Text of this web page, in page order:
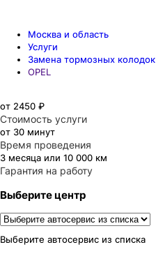
Москва и область
Услуги
Замена тормозных колодок
OPEL
от 2450 ₽
Стоимость услуги
от 30 минут
Время проведения
3 месяца или 10 000 км
Гарантия на работу
Выберите центр
Выберите автосервис из списка